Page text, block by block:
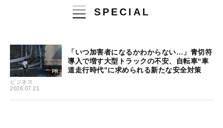
SPECIAL
ビジネス
2026.07.21
「いつ加害者になるかわからない…」青切符
導入で増す大型トラックの不安、自転車“車
道走行時代”に求められる新たな安全対策